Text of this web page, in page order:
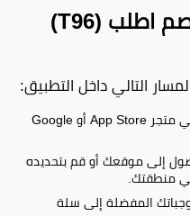
كيفية استخدام كود خصم اطلب (T96)
التالي داخل التطبيق:
ابحث عن Etloob في متجر App Store أو Google
إلى موقعك أو قم بتحديده
منطقتك.
المفضلة إلى سلة